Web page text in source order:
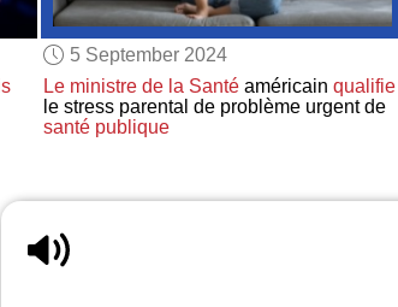
5 September 2024
Le ministre de la Santéaméricain qualifie
le stress parental de problème urgent de
santé publique